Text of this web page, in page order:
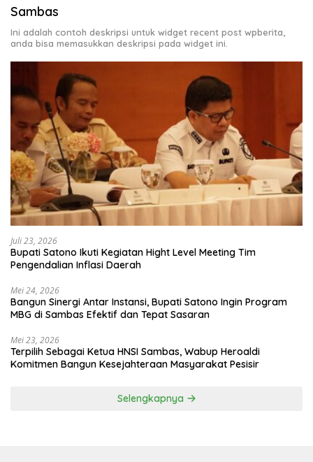
Sambas
Ini adalah contoh deskripsi untuk widget recent post wpberita,
anda bisa memasukkan deskripsi pada widget ini.
Juli 23, 2026
Bupati Satono Ikuti Kegiatan Hight Level Meeting Tim
Pengendalian Inflasi Daerah
Mei 24, 2026
Bangun Sinergi Antar Instansi, Bupati Satono Ingin Program
MBG di Sambas Efektif dan Tepat Sasaran
Mei 23, 2026
Terpilih Sebagai Ketua HNSI Sambas, Wabup Heroaldi
Komitmen Bangun Kesejahteraan Masyarakat Pesisir
Selengkapnya